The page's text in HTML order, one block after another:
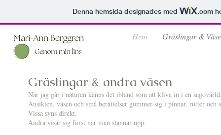
Denna hemsida designades med .com
Hem Gräslingar &
Gräslingar & andra väsen
När jag går i naturen känns det ibland som att kliva in i en
Ansikten, väsen och små berättelser gömmer sig i pinnar, rötter och
Vissa syns direkt.
Andra visar sig först när man stannar upp.